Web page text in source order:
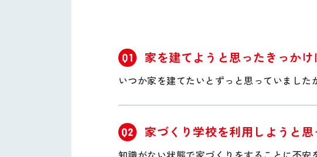
Q1 家を建てようと思ったきっかけ
いつか家を建てたいとずっと思っていました
Q2 家づくり学校を利用しようと思